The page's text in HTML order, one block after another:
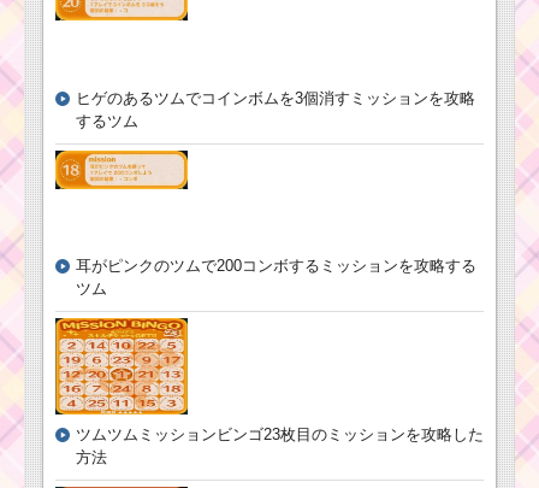
ヒゲのあるツムでコインボムを3個消すミッションを攻略
するツム
耳がピンクのツムで200コンボするミッションを攻略する
ツム
ツムツムミッションビンゴ23枚目のミッションを攻略した
方法